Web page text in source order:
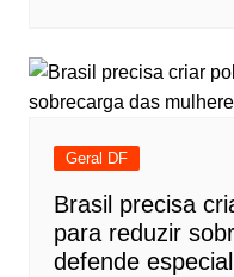
Geral DF
Brasil precisa
para reduzir
defende